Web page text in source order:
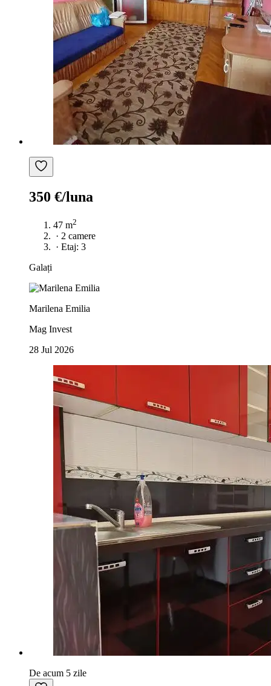
350 €/luna
47 m2
· 2 camere
· Etaj: 3
Galați
Marilena Emilia
Mag Invest
28 Jul 2026
De acum 5 zile